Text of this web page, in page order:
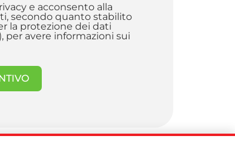
e acconsento alla
secondo quanto stabilito
la protezione dei dati
per avere informazioni sui